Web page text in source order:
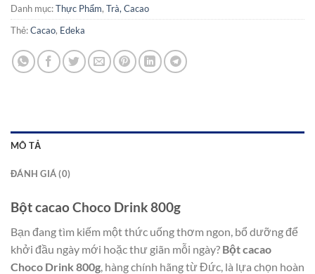
Danh mục:Thực Phẩm, Trà, Cacao
Thẻ:Cacao, Edeka
MÔ TẢ
ĐÁNH GIÁ (0)
Bột cacao Choco Drink 800g
Bạn đang tìm kiếm một thức uống thơm ngon, bổ dưỡng để
khởi đầu ngày mới hoặc thư giãn mỗi ngày? Bột cacao
Choco Drink 800g, hàng chính hãng từ Đức, là lựa chọn hoàn